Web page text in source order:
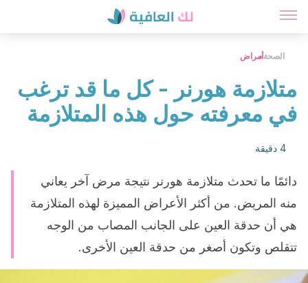
الصحةأمراض
متلازمة هورنر - كل ما قد ترغب
في معرفته حول هذه المتلازمة
4 دقيقة
دائمًا ما تحدث متلازمة هورنر نتيجة مرض آخر يعاني
منه المريض. من أكثر الأعراض المميزة لهذه المتلازمة
هي أن حدقة العين على الجانب المصاب من الوجه
تتقلص وتكون أصغر من حدقة العين الأخرى.